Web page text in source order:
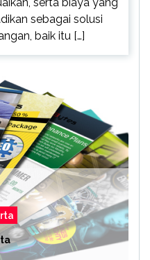
serta biaya yang
sebagai solusi
baik itu […]